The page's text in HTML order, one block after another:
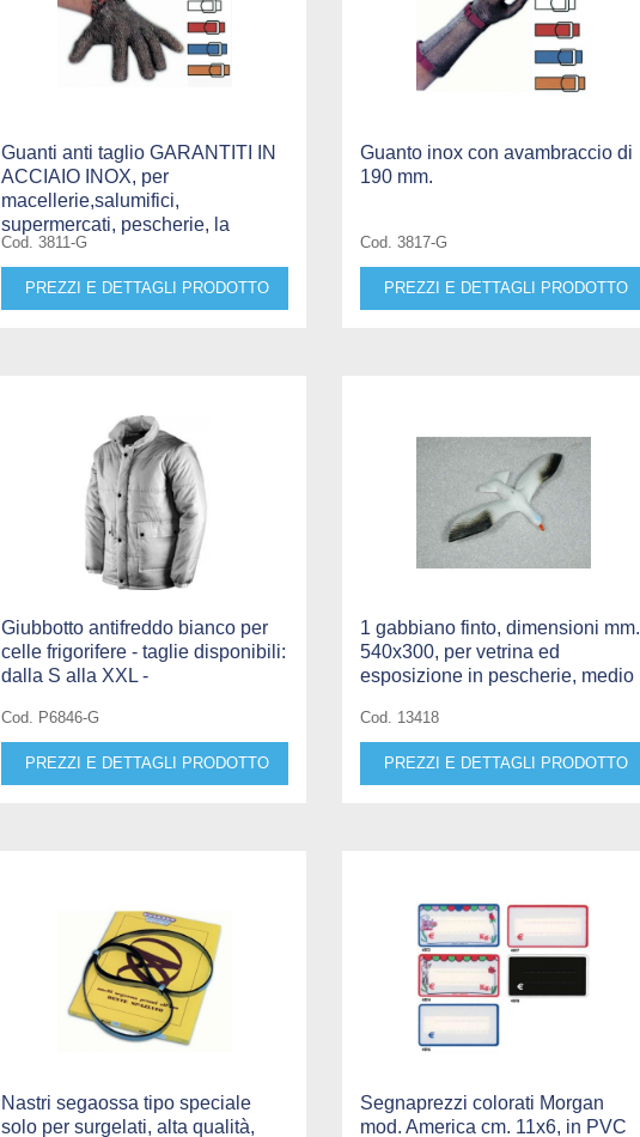
Guanti anti taglio GARANTITI IN
ACCIAIO INOX, per
macellerie,salumifici,
supermercati, pescherie, la
Cod. 3811-G
PREZZI E DETTAGLI PRODOTTO
Guanto inox con avambraccio di
190 mm.
Cod. 3817-G
PREZZI E DETTAGLI PRODOTTO
Giubbotto antifreddo bianco per
celle frigorifere - taglie disponibili:
dalla S alla XXL -
Cod. P6846-G
PREZZI E DETTAGLI PRODOTTO
1 gabbiano finto, dimensioni mm.
540x300, per vetrina ed
esposizione in pescherie, medio
Cod. 13418
PREZZI E DETTAGLI PRODOTTO
Nastri segaossa tipo speciale
solo per surgelati, alta qualità,
Segnaprezzi colorati Morgan
mod. America cm. 11x6, in PVC